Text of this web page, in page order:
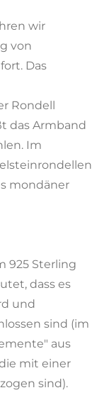
wir
von
Das
Rondell
das Armband
Im
mondäner
925 Sterling
dass es
und
sind (im
aus
mit einer
sind).